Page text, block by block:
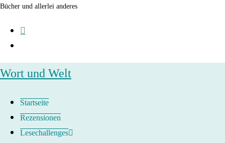
Zum
springen
Bücher und allerlei anderes
Wort und Welt
Startseite
Rezensionen
Lesechallenges